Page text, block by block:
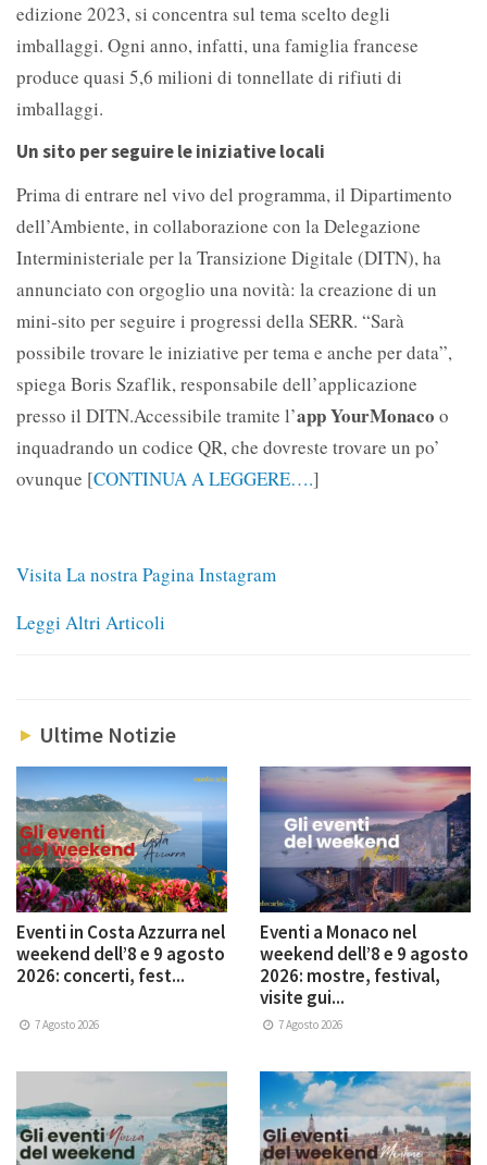
edizione 2023, si concentra sul tema scelto degli
imballaggi. Ogni anno, infatti, una famiglia francese
produce quasi 5,6 milioni di tonnellate di rifiuti di
imballaggi.
Un sito per seguire le iniziative locali
Prima di entrare nel vivo del programma, il Dipartimento
dell’Ambiente, in collaborazione con la Delegazione
Interministeriale per la Transizione Digitale (DITN), ha
annunciato con orgoglio una novità: la creazione di un
mini-sito per seguire i progressi della SERR. “Sarà
possibile trovare le iniziative per tema e anche per data”,
spiega Boris Szaflik, responsabile dell’applicazione
presso il DITN.Accessibile tramite l’app YourMonaco o
inquadrando un codice QR, che dovreste trovare un po’
ovunque [CONTINUA A LEGGERE….]
Visita La nostra Pagina Instagram
Leggi Altri Articoli
Ultime Notizie
Eventi in Costa Azzurra nel
weekend dell’8 e 9 agosto
2026: concerti, fest...
7 Agosto 2026
Eventi a Monaco nel
weekend dell’8 e 9 agosto
2026: mostre, festival,
visite gui...
7 Agosto 2026